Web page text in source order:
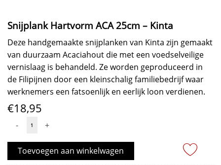
Snijplank Hartvorm ACA 25cm – Kinta
Deze handgemaakte snijplanken van Kinta zijn gemaakt
van duurzaam Acaciahout die met een voedselveilige
vernislaag is behandeld. Ze worden geproduceerd in
de Filipijnen door een kleinschalig familiebedrijf waar
werknemers een fatsoenlijk en eerlijk loon verdienen.
€18,95
-
Snijplank
ACA
25cm
+
Toevoegen aan winkelwagen